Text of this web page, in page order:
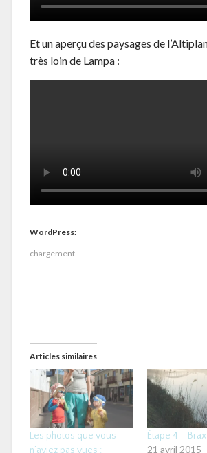
Et un aperçu des paysages de
très loin de Lampa :
WordPress:
chargement…
Articles similaires
Les photos que vous
n’aviez pas vues :
Étape 4 –
21 avril 2015